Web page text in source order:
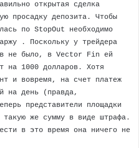
открытая сделка
просадку депозита. Чтобы
по StopOut необходимо
. Поскольку у трейдера
не было, в Vector Fin ей
на 1000 долларов. Хотя
и вовремя, на счет платеж
на день (правда,
представители площадки
такую же сумму в виде штрафа.
в это время она ничего не